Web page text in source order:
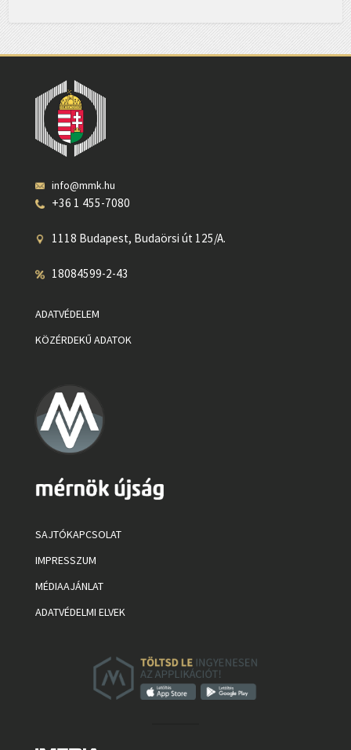
info@mmk.hu
+36 1 455-7080
1118 Budapest, Budaörsi út 125/A.
18084599-2-43
ADATVÉDELEM
KÖZÉRDEKŰ ADATOK
SAJTÓKAPCSOLAT
IMPRESSZUM
MÉDIAAJÁNLAT
ADATVÉDELMI ELVEK